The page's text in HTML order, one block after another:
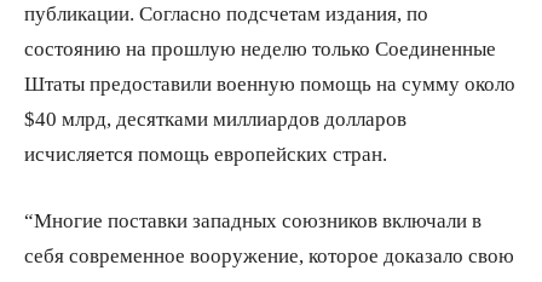
публикации. Согласно подсчетам издания, по
состоянию на прошлую неделю только Соединенные
Штаты предоставили военную помощь на сумму около
$40 млрд, десятками миллиардов долларов
исчисляется помощь европейских стран.
“Многие поставки западных союзников включали в
себя современное вооружение, которое доказало свою